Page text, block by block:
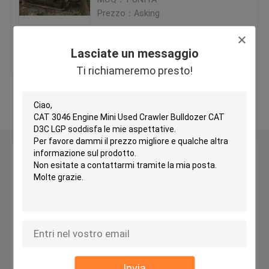
Lasciate un messaggio
Ti richiameremo presto!
Selezionatore usato del CAT
Caricatori usati del CAT
Escavatore utilizzato del gatto
escavatore utilizzato di KOMATSU
Selezionatore usato di KOMATSU
Prezzo：Asking
Miglior prezzo Contattaci
Lasciate un messaggio
Ti richiameremo presto!